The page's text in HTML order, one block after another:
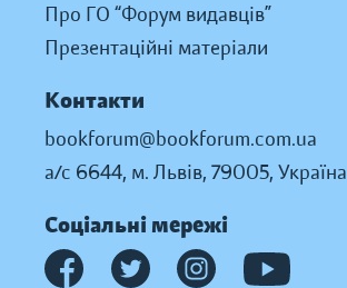
Про ГО “Форум видавців”
Презентаційні матеріали
Контакти
bookforum@bookforum.com.ua
а/с 6644, м. Львів, 79005, Україна
Соціальні мережі